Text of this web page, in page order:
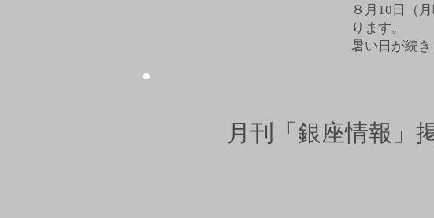
８月10日（
ります。
暑い日が続
月刊「銀座情報」